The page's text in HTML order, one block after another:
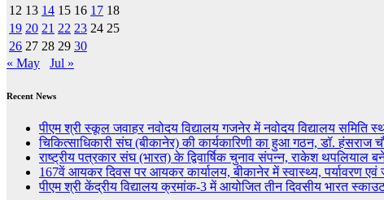
12 13 14 15 16 17 18
19 20 21 22 23 24 25
26 27 28 29 30
« May
Jul »
Recent News
पीएम श्री स्कूल जवाहर नवोदय विद्यालय गजनेर में नवोदय विद्यालय समिति
चिकित्साधिकारी संघ (बीकानेर) की कार्यकारिणी का हुआ गठन, डॉ. हंसराज
राष्ट्रीय पत्रकार संघ (भारत) के द्विवार्षिक चुनाव संपन्न, राकेश थपलियाल बने
167वें आयकर दिवस पर आयकर कार्यालय, बीकानेर में स्वास्थ्य, पर्यावरण
पीएम श्री केंद्रीय विद्यालय क्रमांक-3 में आयोजित तीन दिवसीय भारत